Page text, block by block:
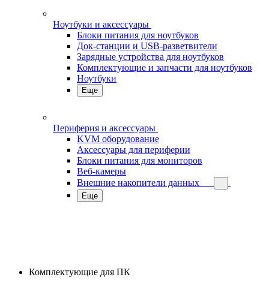
Ноутбуки и аксессуары
Блоки питания для ноутбуков
Док-станции и USB-разветвители
Зарядные устройства для ноутбуков
Комплектующие и запчасти для ноутбуков
Ноутбуки
Еще
Периферия и аксессуары
KVM оборудование
Аксессуары для периферии
Блоки питания для мониторов
Веб-камеры
Внешние накопители данных
Еще
Комплектующие для ПК